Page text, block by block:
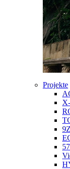
Projekte